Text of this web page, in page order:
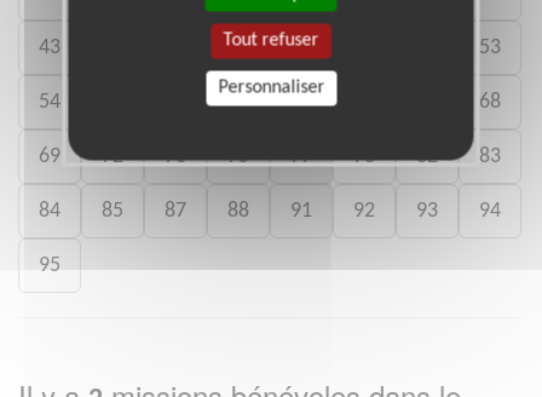
43 46 47 53
54 59 60 68
69 72 73 75 77 78 82 83
84 85 87 88 91 92 93 94
95
Tout refuser
Personnaliser